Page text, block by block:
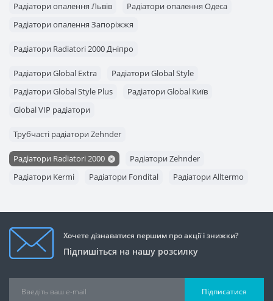
Радіатори опалення Львів
Радіатори опалення Одеса
Радіатори опалення Запоріжжя
Радіатори Radiatori 2000 Дніпро
Радіатори Global Extra
Радіатори Global Style
Радіатори Global Style Plus
Радіатори Global Київ
Global VIP радіатори
Трубчасті радіатори Zehnder
Радіатори Radiatori 2000
Радіатори Zehnder
Радіатори Kermi
Радіатори Fondital Радіатори Alltermo
Хочете дізнаватися першим про акції і знижки?
Підпишіться на нашу розсилку
Підписатися